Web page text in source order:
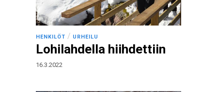
HENKILÖT / URHEILU
Lohilahdella hiihdettiin
16.3.2022